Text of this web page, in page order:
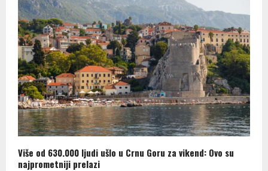
Više od 630.000 ljudi ušlo u Crnu Goru za vikend: Ovo su
najprometniji prelazi